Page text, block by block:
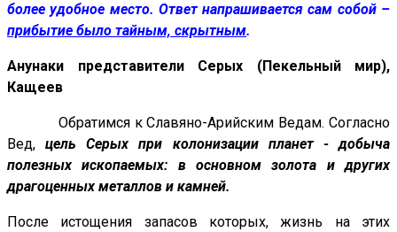
более удобное место. Ответ напрашивается сам собой –
прибытие было тайным, скрытным.
Анунаки представители Серых (Пекельный мир),
Кащеев
Обратимся к Славяно-Арийским Ведам. Согласно
Вед,цель Серых при колонизации планет - добыча
полезных ископаемых: в основном золота и других
драгоценных металлов и камней.
После истощения запасов которых, жизнь на этих